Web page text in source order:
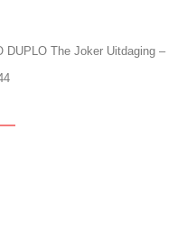
DUPLO The Joker Uitdaging –